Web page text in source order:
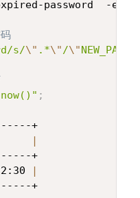
password  -e
s/\" .*\"/\"
;
+